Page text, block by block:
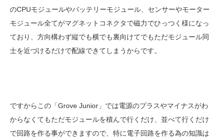
のCPUモジュールやバッテリーモジュール、センサーやモーター
モジュール全てがマグネットコネクタで磁力でひっつく様になっ
ており、方向構わず縦でも横でも裏向けてでもただモジュール同
士を近づけるだけで配線できてしまうからです。
ですからこの「Grove Junior」では電源のプラスやマイナスがわ
からなくてもただモジュールを積んで行くだけ、並べて行くだけ
で回路を作る事ができますので、特に電子回路を作る為の知識は